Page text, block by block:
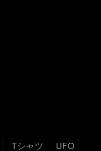
Tシャツ UFO